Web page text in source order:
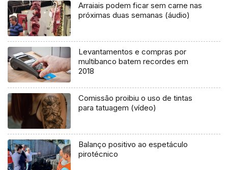
Arraiais podem ficar sem carne nas
próximas duas semanas (áudio)
Levantamentos e compras por
multibanco batem recordes em
2018
Comissão proibiu o uso de tintas
para tatuagem (vídeo)
Balanço positivo ao espetáculo
pirotécnico